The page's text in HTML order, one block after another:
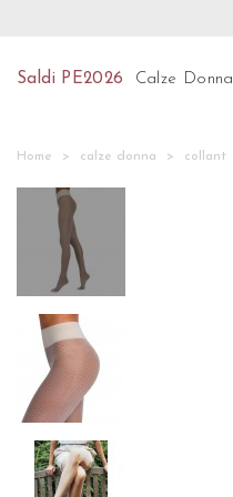
Saldi PE2026 Calze Donna
Home calze donna collant